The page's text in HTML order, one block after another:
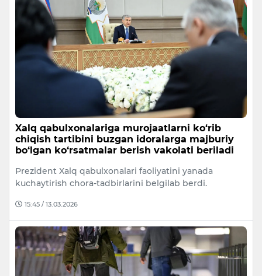
Xalq qabulxonalariga murojaatlarni ko‘rib
chiqish tartibini buzgan idoralarga majburiy
bo‘lgan ko‘rsatmalar berish vakolati beriladi
Prezident Xalq qabulxonalari faoliyatini yanada
kuchaytirish chora-tadbirlarini belgilab berdi.
15:45 / 13.03.2026